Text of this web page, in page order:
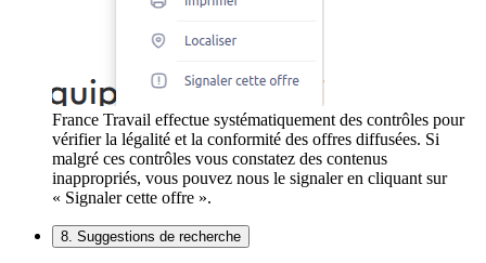
France Travail effectue systématiquement des contrôles pour
vérifier la légalité et la conformité des offres diffusées. Si
malgré ces contrôles vous constatez des contenus
inappropriés, vous pouvez nous le signaler en cliquant sur
« Signaler cette offre ».
8. Suggestions de recherche